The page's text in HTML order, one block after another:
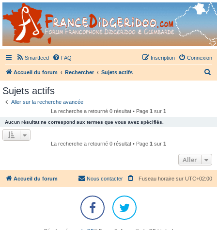
France Didgeridoo
Didgeridoo et Guimbarde sur France Didgeridoo - retrouvez la communauté.
Smartfeed FAQ Connexion
Inscription
Accueil du forum Rechercher Sujets actifs
h
e
r
Sujets actifs
Aller sur la recherche avancée
La recherche a retourné 0 résultat • Page 1 sur 1
Aucun résultat ne correspond aux termes que vous avez spécifiés.
La recherche a retourné 0 résultat • Page 1 sur 1
Aller
Accueil du forum Fuseau horaire sur UTC+02:00
Nous contacter